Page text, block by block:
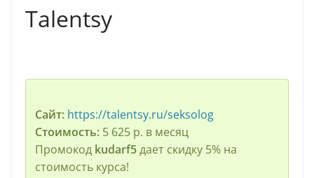
Talentsy
Сайт: https://talentsy.ru/seksolog
Стоимость:5 625 р. в месяц
Промокод kudarf5дает скидку 5% на
стоимость курса!